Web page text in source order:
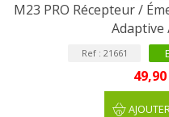
M23 PRO Récepteur /
Adaptive
Ref : 21661